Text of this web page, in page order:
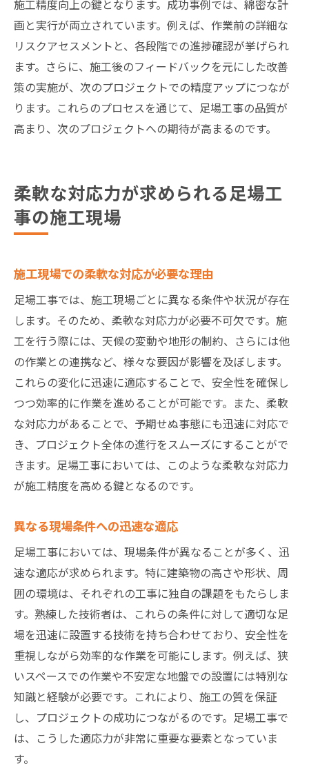
施工精度向上の鍵となります。成功事例では、綿密な計
画と実行が両立されています。例えば、作業前の詳細な
リスクアセスメントと、各段階での進捗確認が挙げられ
ます。さらに、施工後のフィードバックを元にした改善
策の実施が、次のプロジェクトでの精度アップにつなが
ります。これらのプロセスを通じて、足場工事の品質が
高まり、次のプロジェクトへの期待が高まるのです。
柔軟な対応力が求められる足場工
事の施工現場
施工現場での柔軟な対応が必要な理由
足場工事では、施工現場ごとに異なる条件や状況が存在
します。そのため、柔軟な対応力が必要不可欠です。施
工を行う際には、天候の変動や地形の制約、さらには他
の作業との連携など、様々な要因が影響を及ぼします。
これらの変化に迅速に適応することで、安全性を確保し
つつ効率的に作業を進めることが可能です。また、柔軟
な対応力があることで、予期せぬ事態にも迅速に対応で
き、プロジェクト全体の進行をスムーズにすることがで
きます。足場工事においては、このような柔軟な対応力
が施工精度を高める鍵となるのです。
異なる現場条件への迅速な適応
足場工事においては、現場条件が異なることが多く、迅
速な適応が求められます。特に建築物の高さや形状、周
囲の環境は、それぞれの工事に独自の課題をもたらしま
す。熟練した技術者は、これらの条件に対して適切な足
場を迅速に設置する技術を持ち合わせており、安全性を
重視しながら効率的な作業を可能にします。例えば、狭
いスペースでの作業や不安定な地盤での設置には特別な
知識と経験が必要です。これにより、施工の質を保証
し、プロジェクトの成功につながるのです。足場工事で
は、こうした適応力が非常に重要な要素となっていま
す。